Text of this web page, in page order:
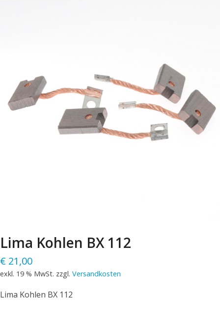
Lima Kohlen BX 112
€ 21,00
exkl. 19 % MwSt. zzgl. Versandkosten
Lima Kohlen BX 112